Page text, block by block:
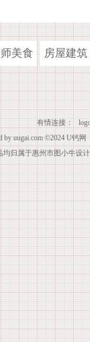
美食 房屋建筑
有情连接：
by uugai.com ©2024 U钙网
归属于惠州市图小牛设